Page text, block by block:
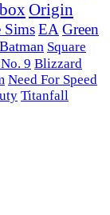
Origin
SimsEA Green
Batman Square
9 Blizzard
Need For Speed
Titanfall